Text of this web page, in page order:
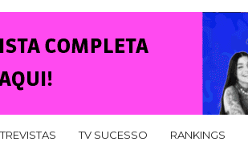
TV SUCESSO RANKINGS